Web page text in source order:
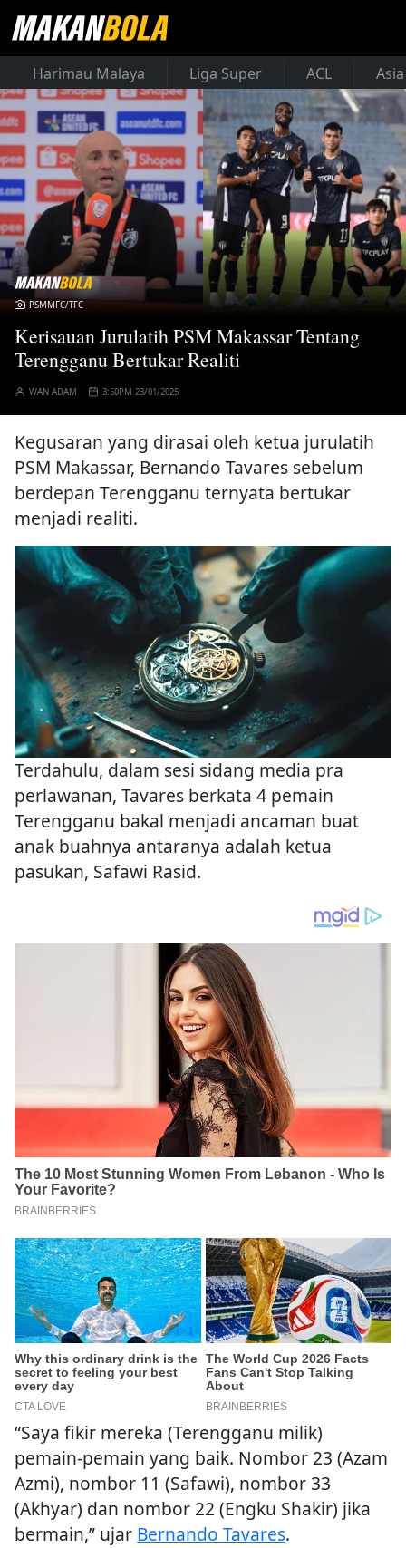
Harimau Malaya Liga Super ACL
PSMMFC/TFC
Kerisauan Jurulatih PSM Makassar Tentang
Terengganu Bertukar Realiti
WAN ADAM 3:50PM 23/01/2025
Kegusaran yang dirasai oleh ketua jurulatih
PSM Makassar, Bernando Tavares sebelum
berdepan Terengganu ternyata bertukar
menjadi realiti.
Terdahulu, dalam sesi sidang media pra
perlawanan, Tavares berkata 4 pemain
Terengganu bakal menjadi ancaman buat
anak buahnya antaranya adalah ketua
pasukan, Safawi Rasid.
“Saya fikir mereka (Terengganu milik)
pemain-pemain yang baik. Nombor 23 (Azam
Azmi), nombor 11 (Safawi), nombor 33
(Akhyar) dan nombor 22 (Engku Shakir) jika
bermain,” ujar Bernando Tavares.